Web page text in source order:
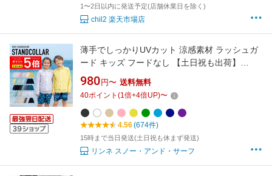
1〜2日以内に発送予定(店舗休業日を除く)
chil2 楽天市場店
薄手でしっかりUVカット 涼感素材 ラッシュガ
ード キッズ フードなし 【土日祝も出荷】
≪365日品質保証≫ 全色UVカット率98.9％↑ 水
着 ジュニア 子供 男の子 女の子 レディース メ
ンズ の サーフパンツ や トレンカ マリンシュー
ズ サファリハット スクール水着 リンネ
980 円〜 送料無料
40ポイント (1倍+4倍UP)〜
4.56(674件)
15時まで当日発送(土日祝も休まず発送)
リンネ スノー・アンド・サーフ